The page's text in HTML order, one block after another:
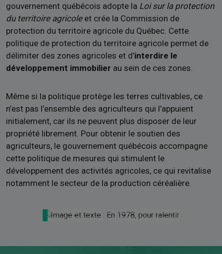
gouvernement québécois adopte la Loi sur la protection
du territoire agricoleet crée la Commission de
protection du territoire agricole du Québec. Cette
politique de protection du territoire agricole permet de
délimiter des zones agricoles et d’interdire le
développement immobilier au sein de ces zones.
Même si la politique protège les terres cultivables, ce
n’est pas l’ensemble des agriculteurs qui l’appuient
initialement, car ils ne peuvent plus disposer de leur
propriété librement. Pour obtenir le soutien des
agriculteurs, le gouvernement québécois accompagne
cette politique de mesures qui stimulent le
développement des activités agricoles, ce qui revitalise
notamment le secteur de la production céréalière.